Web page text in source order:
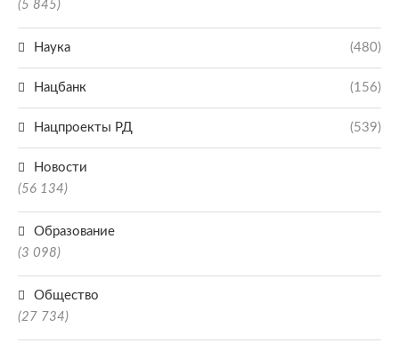
(5 845)
Наука (480)
Нацбанк (156)
Нацпроекты РД (539)
Новости
(56 134)
Образование
(3 098)
Общество
(27 734)